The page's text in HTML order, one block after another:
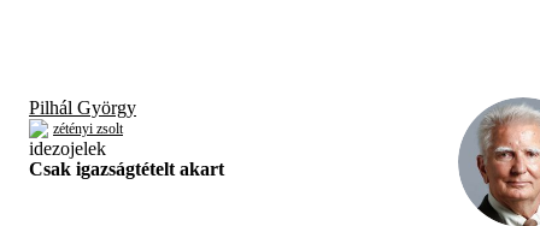
Pilhál György
zétényi zsolt
Csak igazságtételt akart